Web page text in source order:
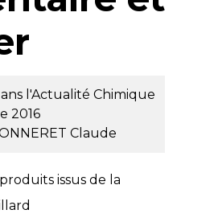
l'Actualité Chimique
2016
Claude
issus de la